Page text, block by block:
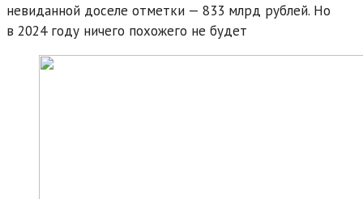
невиданной доселе отметки — 833 млрд рублей. Но
в 2024 году ничего похожего не будет